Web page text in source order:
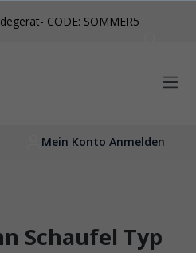
CODE: SOMMER5
Mein Konto Anmelden
Schaufel Typ